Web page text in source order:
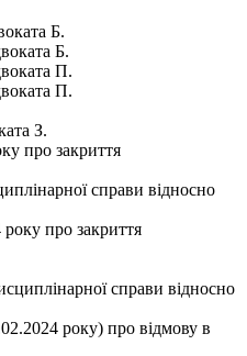
Б.
Б.
П.
П.
З.
про закриття
справи відносно
про закриття
справи відносно
року) про відмову в